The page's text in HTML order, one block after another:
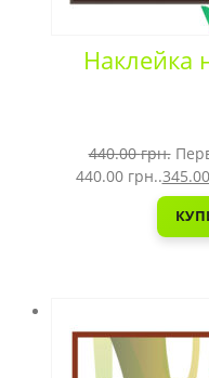
Наклейка
440.00грн.
440.00 грн..345.00